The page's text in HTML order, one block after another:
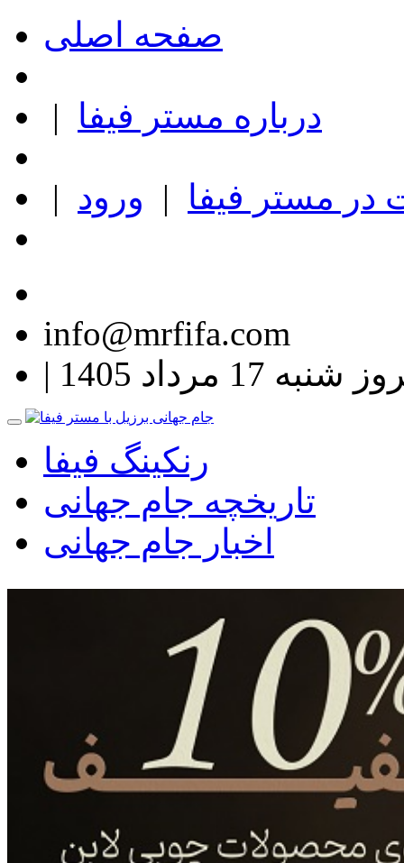
صفحه اصلی
| درباره مستر فیفا
| مستر فیفا | ورود
info@mrfifa.com
شنبه 17 مرداد 1405
رنکینگ فیفا
تاریخچه جام جهانی
اخبار جام جهانی